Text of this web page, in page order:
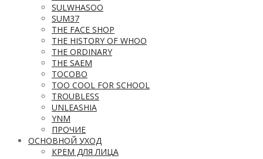
SULWHASOO
SUM37
THE FACE SHOP
THE HISTORY OF WHOO
THE ORDINARY
THE SAEM
TOCOBO
TOO COOL FOR SCHOOL
TROUBLESS
UNLEASHIA
YNM
ПРОЧИЕ
ОСНОВНОЙ УХОД
КРЕМ ДЛЯ ЛИЦА